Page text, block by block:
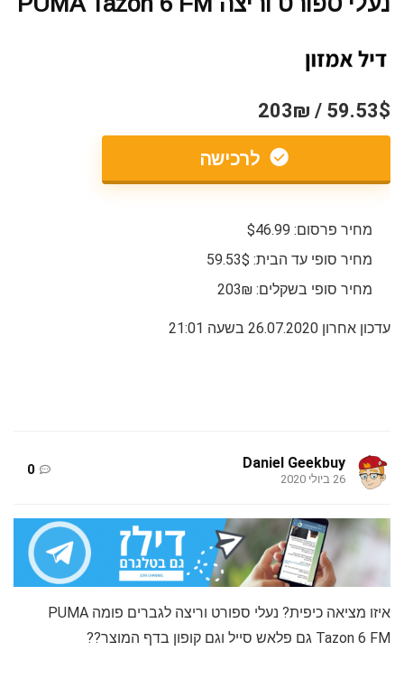
59.53$ / 203₪
לרכישה
מחיר פרסום: $46.99
מחיר סופי עד הבית: 59.53$
מחיר סופי בשקלים: 203₪
עדכון אחרון 26.07.2020 בשעה 21:01
Daniel Geekbuy
26 ביולי 2020
0
איזו מציאה כיפית? נעלי ספורט וריצה לגברים פומה PUMA
Tazon 6 FM גם פלאש סייל וגם קופון בדף המוצר??